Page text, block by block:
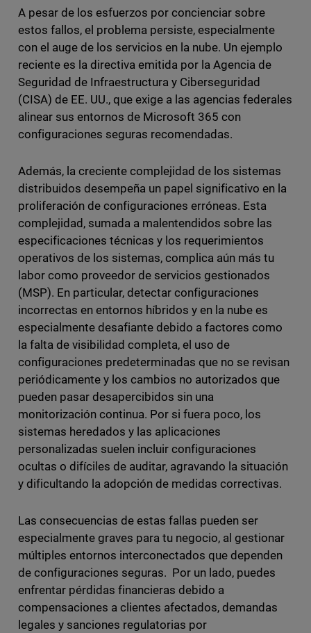
A pesar de los esfuerzos por concienciar sobre
estos fallos, el problema persiste, especialmente
con el auge de los servicios en la nube. Un ejemplo
reciente es la directiva emitida por la Agencia de
Seguridad de Infraestructura y Ciberseguridad
(CISA) de EE. UU., que exige a las agencias federales
alinear sus entornos de Microsoft 365 con
configuraciones seguras recomendadas.
Además, la creciente complejidad de los sistemas
distribuidos desempeña un papel significativo en la
proliferación de configuraciones erróneas. Esta
complejidad, sumada a malentendidos sobre las
especificaciones técnicas y los requerimientos
operativos de los sistemas, complica aún más tu
labor como proveedor de servicios gestionados
(MSP). En particular, detectar configuraciones
incorrectas en entornos híbridos y en la nube es
especialmente desafiante debido a factores como
la falta de visibilidad completa, el uso de
configuraciones predeterminadas que no se revisan
periódicamente y los cambios no autorizados que
pueden pasar desapercibidos sin una
monitorización continua. Por si fuera poco, los
sistemas heredados y las aplicaciones
personalizadas suelen incluir configuraciones
ocultas o difíciles de auditar, agravando la situación
y dificultando la adopción de medidas correctivas.
Las consecuencias de estas fallas pueden ser
especialmente graves para tu negocio, al gestionar
múltiples entornos interconectados que dependen
de configuraciones seguras. Por un lado, puedes
enfrentar pérdidas financieras debido a
compensaciones a clientes afectados, demandas
legales y sanciones regulatorias por